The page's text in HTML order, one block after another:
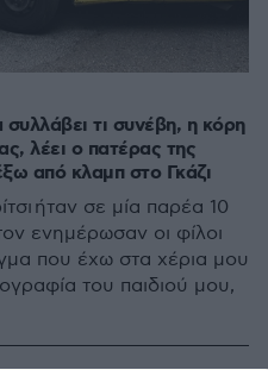
τι συνέβη, η κόρη
λέει ο πατέρας της
από κλαμπ στο Γκάζι
ήταν σε μία παρέα 10
ενημέρωσαν οι φίλοι
που έχω στα χέρια μου
του παιδιού μου,